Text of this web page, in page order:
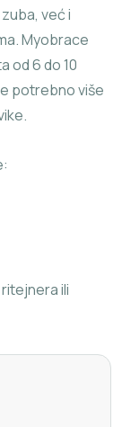
već i
Myobrace
od 6 do 10
potrebno više
ili